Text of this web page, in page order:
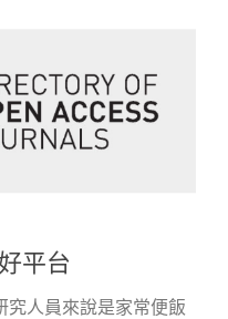
平台
究人員來說是家常便飯